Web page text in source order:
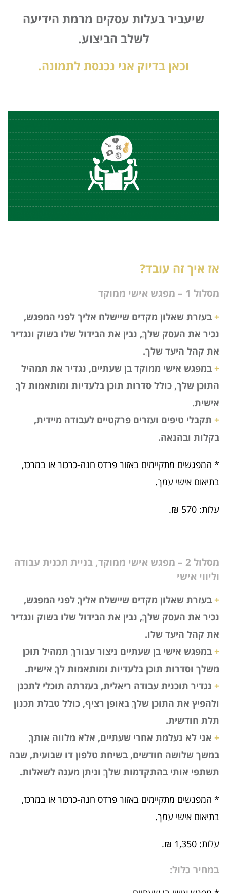
שיעביר בעלות עסקים מרמת הידיעה
לשלב הביצוע.
וכאן בדיוק אני נכנסת לתמונה.
אז איך זה עובד?
מסלול 1 – מפגש אישי ממוקד
+ בעזרת שאלון מקדים שיישלח אליך לפני המפגש,
נכיר את העסק שלךְ, נבין את הבידול שלו בשוק ונגדיר
את קהל היעד שלךְ.
+ במפגש אישי ממוקד בן שעתיים, נגדיר את תמהיל
התוכן שלך, כולל סדרות תוכן בלעדיות ומותאמות לךְ
אישית.
+ תקבלי טיפים ועזרים פרקטיים לעבודה מיידית,
בקלות ובהנאה.
* המפגשים מתקיימים באזור פרדס חנה-כרכור או במרכז,
בתיאום אישי עמך.
עלות: 570 ₪.
מסלול 2 – מפגש אישי ממוקד, בניית תכנית עבודה
וליווי אישי
+ בעזרת שאלון מקדים שיישלח אליךְ לפני המפגש,
נכיר את העסק שלךְ, נבין את הבידול שלו בשוק ונגדיר
את קהל היעד שלו.
+ במפגש אישי בן שעתיים ניצור עבורךְ תמהיל תוכן
משלך וסדרות תוכן בלעדיות ומותאמות לךְ אישית.
+ נגדיר תוכנית עבודה ריאלית, בעזרתה תוכלי לתכנן
ולהפיץ את התוכן שלךְ באופן רציף, כולל טבלת תכנון
תלת חודשית.
+ אני לא נעלמת אחרי שעתיים, אלא מלווה אותךְ
במשך שלושה חודשים, בשיחת טלפון דו שבועית, שבה
תשתפי אותי בהתקדמות שלךְ וניתן מענה לשאלות.
* המפגשים מתקיימים באזור פרדס חנה-כרכור או במרכז,
בתיאום אישי עמך.
עלות: 1,350 ₪.
במחיר כלול: